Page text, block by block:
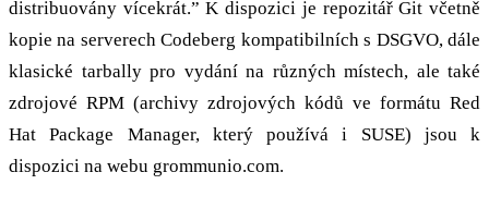
distribuovány vícekrát.” K dispozici je repozitář Git včetně
kopie na serverech Codeberg kompatibilních s DSGVO, dále
klasické tarbally pro vydání na různých místech, ale také
zdrojové RPM (archivy zdrojových kódů ve formátu Red
Hat Package Manager, který používá i SUSE) jsou k
dispozici na webu grommunio.com.